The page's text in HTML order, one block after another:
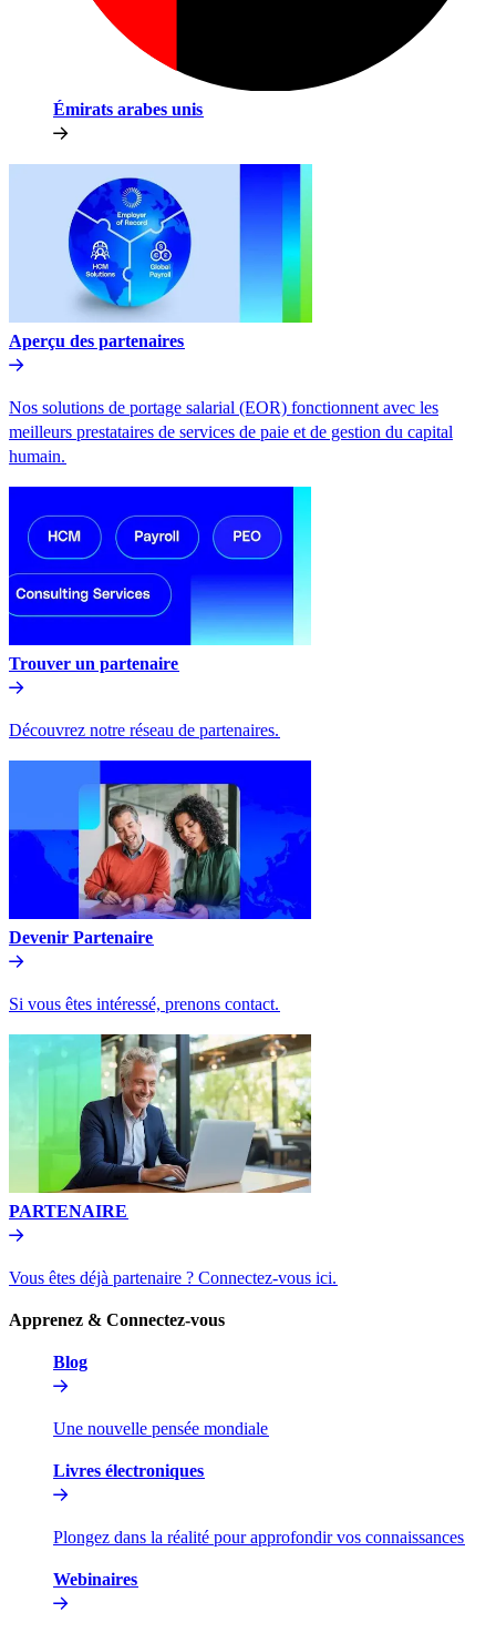
Émirats arabes unis​​
Aperçu des partenaires​​
Nos solutions de portage salarial (EOR) fonctionnent avec les
meilleurs prestataires de services de paie et de gestion du capital
humain.​​
Trouver un partenaire​​
Découvrez notre réseau de partenaires.​​
Devenir Partenaire​​
Si vous êtes intéressé, prenons contact.​​
PARTENAIRE​​
Vous êtes déjà partenaire ? Connectez-vous ici.​​
Apprenez & Connectez-vous​​
Blog​​
Une nouvelle pensée mondiale​​
Livres électroniques​​
Plongez dans la réalité pour approfondir vos connaissances​​
Webinaires​​